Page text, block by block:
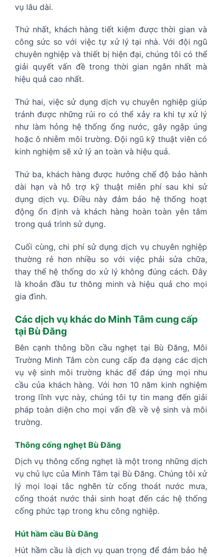
vụ lâu dài.
Thứ nhất, khách hàng tiết kiệm được thời gian và
công sức so với việc tự xử lý tại nhà. Với đội ngũ
chuyên nghiệp và thiết bị hiện đại, chúng tôi có thể
giải quyết vấn đề trong thời gian ngắn nhất mà
hiệu quả cao nhất.
Thứ hai, việc sử dụng dịch vụ chuyên nghiệp giúp
tránh được những rủi ro có thể xảy ra khi tự xử lý
như làm hỏng hệ thống ống nước, gây ngập úng
hoặc ô nhiễm môi trường. Đội ngũ kỹ thuật viên có
kinh nghiệm sẽ xử lý an toàn và hiệu quả.
Thứ ba, khách hàng được hưởng chế độ bảo hành
dài hạn và hỗ trợ kỹ thuật miễn phí sau khi sử
dụng dịch vụ. Điều này đảm bảo hệ thống hoạt
động ổn định và khách hàng hoàn toàn yên tâm
trong quá trình sử dụng.
Cuối cùng, chi phí sử dụng dịch vụ chuyên nghiệp
thường rẻ hơn nhiều so với việc phải sửa chữa,
thay thế hệ thống do xử lý không đúng cách. Đây
là khoản đầu tư thông minh và hiệu quả cho mọi
gia đình.
Các dịch vụ khác do Minh Tâm cung cấp
tại Bù Đăng
Bên cạnh thông bồn cầu nghẹt tại Bù Đăng, Môi
Trường Minh Tâm còn cung cấp đa dạng các dịch
vụ vệ sinh môi trường khác để đáp ứng mọi nhu
cầu của khách hàng. Với hơn 10 năm kinh nghiệm
trong lĩnh vực này, chúng tôi tự tin mang đến giải
pháp toàn diện cho mọi vấn đề về vệ sinh và môi
trường.
Thông cống nghẹt Bù Đăng
Dịch vụ thông cống nghẹt là một trong những dịch
vụ chủ lực của Minh Tâm tại Bù Đăng. Chúng tôi xử
lý mọi loại tắc nghẽn từ cống thoát nước mưa,
cống thoát nước thải sinh hoạt đến các hệ thống
cống phức tạp trong khu công nghiệp.
Hút hầm cầu Bù Đăng
Hút hầm cầu là dịch vụ quan trọng để đảm bảo hệ